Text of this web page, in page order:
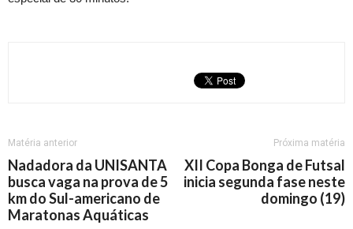
Matéria anterior
Nadadora da UNISANTA
busca vaga na prova de 5
km do Sul-americano de
Maratonas Aquáticas
Próxima matéria
XII Copa Bonga de Futsal
inicia segunda fase neste
domingo (19)